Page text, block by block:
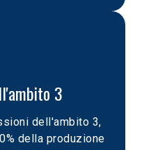
3
dell'ambito 3,
della produzione